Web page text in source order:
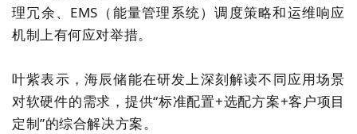
理冗余、EMS（能量管理系统）调度策略和运维响应
机制上有何应对举措。
叶紫表示，海辰储能在研发上深刻解读不同应用场景
对软硬件的需求， 提供“标准配置+选配方案+客户项目
定制”的综合解决方案。